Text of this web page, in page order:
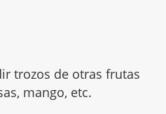
trozos de otras frutas
mango, etc.